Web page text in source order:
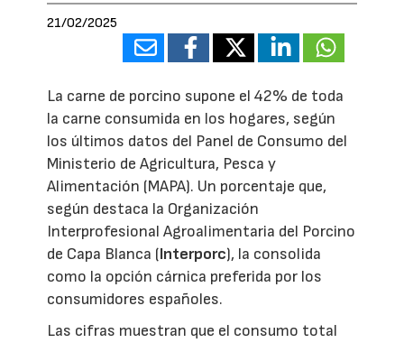
21/02/2025
La carne de porcino supone el 42% de toda
la carne consumida en los hogares, según
los últimos datos del Panel de Consumo del
Ministerio de Agricultura, Pesca y
Alimentación (MAPA). Un porcentaje que,
según destaca la Organización
Interprofesional Agroalimentaria del Porcino
de Capa Blanca (Interporc), la consolida
como la opción cárnica preferida por los
consumidores españoles.
Las cifras muestran que el consumo total